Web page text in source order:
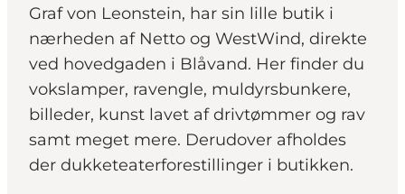
Graf von Leonstein, har sin lille butik i
nærheden af Netto og WestWind, direkte
ved hovedgaden i Blåvand. Her finder du
vokslamper, ravengle, muldyrsbunkere,
billeder, kunst lavet af drivtømmer og rav
samt meget mere. Derudover afholdes
der dukketeaterforestillinger i butikken.